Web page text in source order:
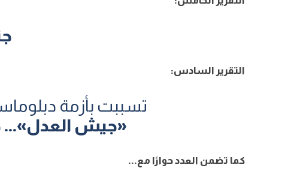
التقرير السادس:
تسببت بأزمة
«جيش العدل»...
كما تضمن العدد حوارًا مع...